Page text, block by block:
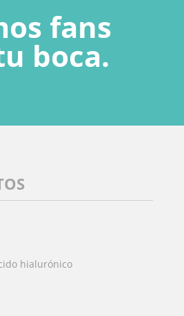
fans
boca.
hialurónico